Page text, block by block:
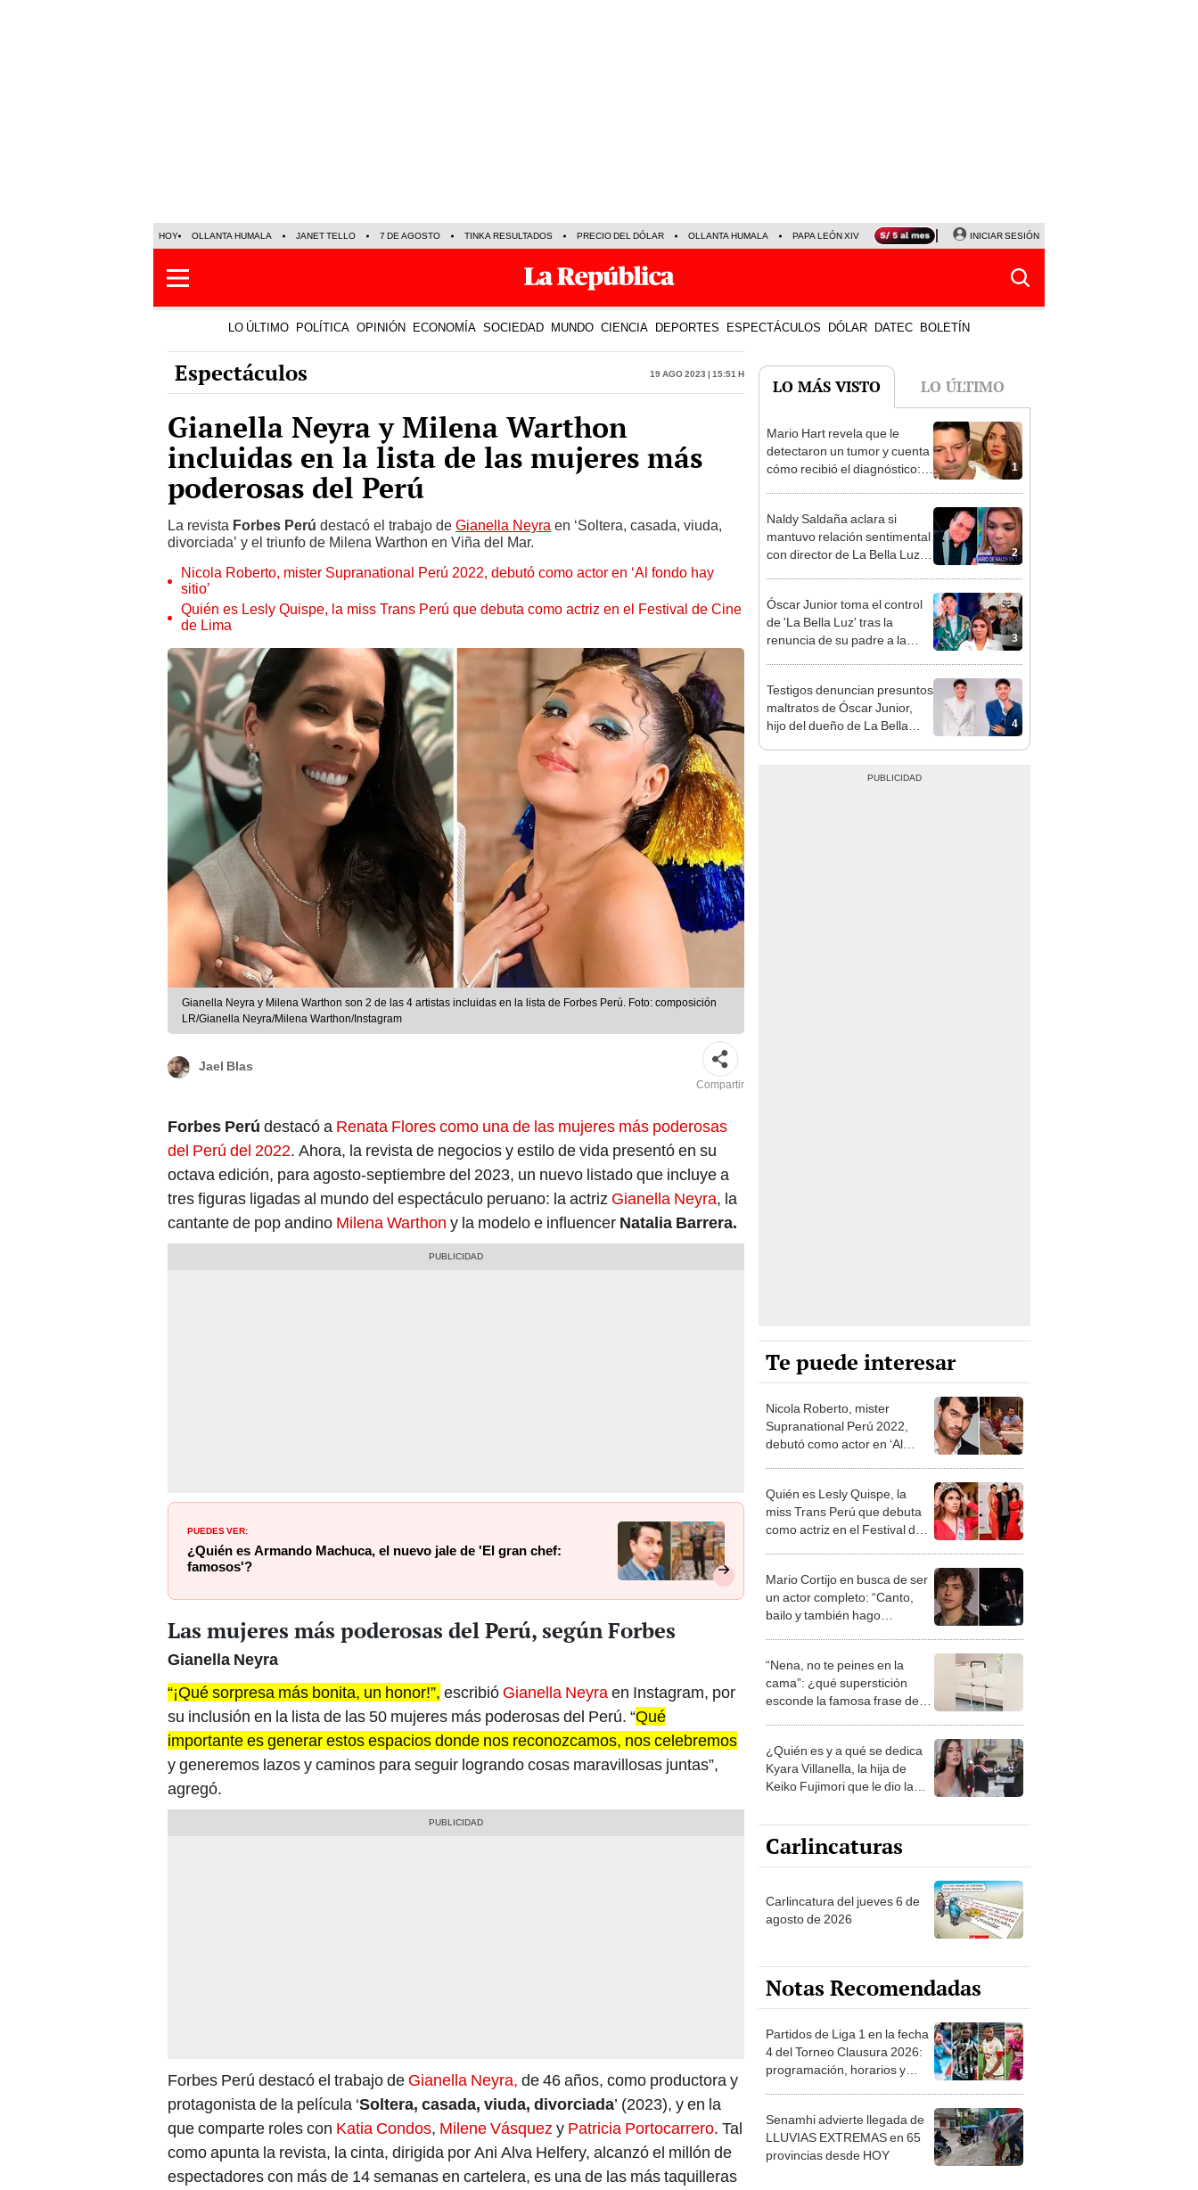
HOY OLLANTA HUMALA JANET TELLO 7 DE AGOSTO TINKA RESULTADOS PRECIO DEL DÓLAR OLLANTA HUMALA PAPA LEÓN XIV NALDY SALDAÑA LA BELLA LUZ
INICIAR SESIÓN
LO ÚLTIMO POLÍTICA OPINIÓN ECONOMÍA SOCIEDAD MUNDO CIENCIA DEPORTES ESPECTÁCULOS DÓLAR DATEC BOLETÍN
Espectáculos 19 Ago 2023 | 15:51 h
Gianella Neyra y Milena Warthon
incluidas en la lista de las mujeres más
poderosas del Perú
La revista Forbes Perú destacó el trabajo de Gianella Neyra en ‘Soltera, casada, viuda,
divorciada’ y el triunfo de Milena Warthon en Viña del Mar.
Nicola Roberto, mister Supranational Perú 2022, debutó como actor en ‘Al fondo hay
sitio’
Quién es Lesly Quispe, la miss Trans Perú que debuta como actriz en el Festival de Cine
de Lima
Gianella Neyra y Milena Warthon son 2 de las 4 artistas incluidas en la lista de Forbes Perú. Foto: composición
LR/Gianella Neyra/Milena Warthon/Instagram
Jael Blas
Compartir
Forbes Perú destacó a Renata Flores como una de las mujeres más poderosas
del Perú del 2022. Ahora, la revista de negocios y estilo de vida presentó en su
octava edición, para agosto-septiembre del 2023, un nuevo listado que incluye a
tres figuras ligadas al mundo del espectáculo peruano: la actriz Gianella Neyra, la
cantante de pop andino Milena Warthon y la modelo e influencer Natalia Barrera.
PUEDES VER:
¿Quién es Armando Machuca, el nuevo jale de 'El gran chef:
famosos'?
Las mujeres más poderosas del Perú, según Forbes
Gianella Neyra
“¡Qué sorpresa más bonita, un honor!”, escribió Gianella Neyraen Instagram, por
su inclusión en la lista de las 50 mujeres más poderosas del Perú. “Qué
importante es generar estos espacios donde nos reconozcamos, nos celebremos
y generemos lazos y caminos para seguir logrando cosas maravillosas juntas”,
agregó.
Forbes Perú destacó el trabajo de Gianella Neyra, de 46 años, como productora y
protagonista de la película ‘Soltera, casada, viuda, divorciada’ (2023), y en la
que comparte roles con Katia Condos, Milene Vásquezy Patricia Portocarrero. Tal
como apunta la revista, la cinta, dirigida por Ani Alva Helfer​y, alcanzó el millón de
espectadores con más de 14 semanas en cartelera, es una de las más taquilleras
LO MÁS VISTO LO ÚLTIMO
1
Mario Hart revela que le
detectaron un tumor y cuenta
cómo recibió el diagnóstico:
2
Naldy Saldaña aclara si
mantuvo relación sentimental
con director de La Bella Luz
bajo”
3
Óscar Junior toma el control
de 'La Bella Luz' tras la
renuncia de su padre a la
4
Testigos denuncian presuntos
maltratos de Óscar Junior,
hijo del dueño de La Bella
Te puede interesar
Nicola Roberto, mister
Supranational Perú 2022,
debutó como actor en ‘Al
Quién es Lesly Quispe, la
miss Trans Perú que debuta
como actriz en el Festival de
Mario Cortijo en busca de ser
un actor completo: “Canto,
bailo y también hago
“Nena, no te peines en la
cama”: ¿qué superstición
esconde la famosa frase de
¿Quién es y a qué se dedica
Kyara Villanella, la hija de
Keiko Fujimori que le dio la
Carlincaturas
Carlincatura del jueves 6 de
agosto de 2026
Notas Recomendadas
Partidos de Liga 1 en la fecha
4 del Torneo Clausura 2026:
programación, horarios y
Senamhi advierte llegada de
LLUVIAS EXTREMAS en 65
provincias desde HOY